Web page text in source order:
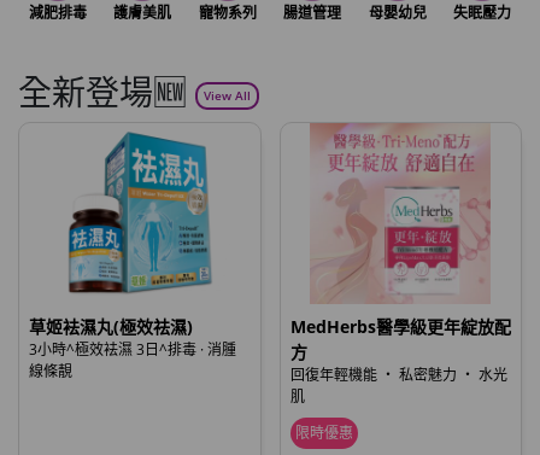
減肥排毒 護膚美肌 寵物系列 腸道管理 母嬰幼兒 失眠壓力
全新登場🆕 View All
草姬袪濕丸(極效祛濕)
3小時^極效袪濕 3日^排毒 · 消腫
線條靚
MedHerbs醫學級更年綻放配
方
回復年輕機能 ‧ 私密魅力 ‧ 水光
肌
限時優惠